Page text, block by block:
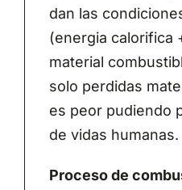
dan las
(energia calorifica
material
solo perdidas
es peor pudiendo
de vidas humanas.
Proceso de